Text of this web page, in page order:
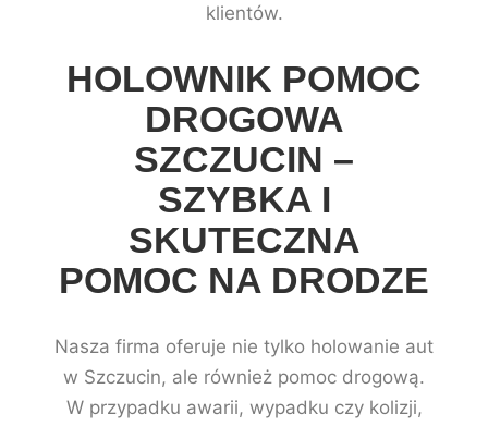
klientów.
HOLOWNIK POMOC
DROGOWA
SZCZUCIN –
SZYBKA I
SKUTECZNA
POMOC NA DRODZE
Nasza firma oferuje nie tylko holowanie aut
w Szczucin, ale również pomoc drogową.
W przypadku awarii, wypadku czy kolizji,